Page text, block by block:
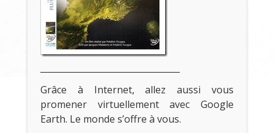
Grâce à Internet, allez aussi vous
promener virtuellement avec Google
Earth. Le monde s’offre à vous.